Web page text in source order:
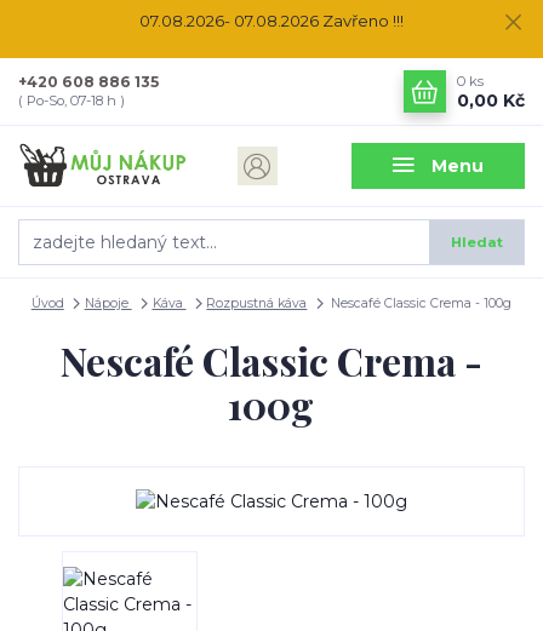
07.08.2026- 07.08.2026 Zavřeno !!!
Menu
Hledat
+420 608 886 135
( Po-So, 07-18 h )
0 ks
0,00 Kč
Úvod Nápoje Káva Rozpustná káva Nescafé Classic Crema - 100g
Nescafé Classic Crema -
100g